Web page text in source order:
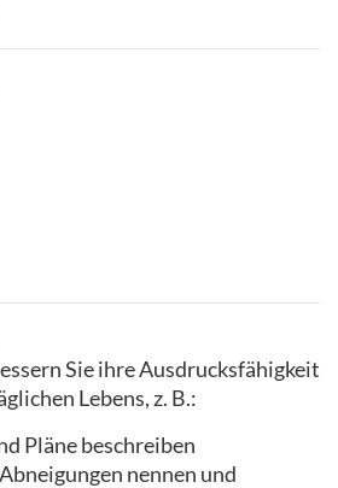
Sie ihre Ausdrucksfähigkeit
Lebens, z. B.:
Pläne beschreiben
nennen und